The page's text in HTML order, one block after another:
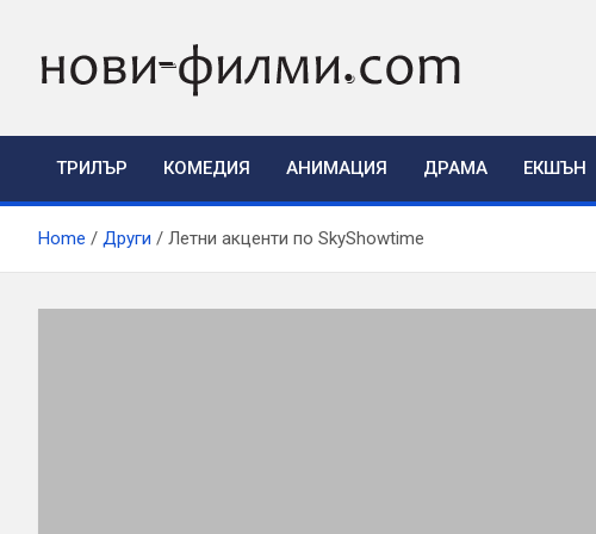
content
ТРИЛЪР КОМЕДИЯ АНИМАЦИЯ ДРАМА ЕКШЪН
Home Други Летни акценти по SkyShowtime